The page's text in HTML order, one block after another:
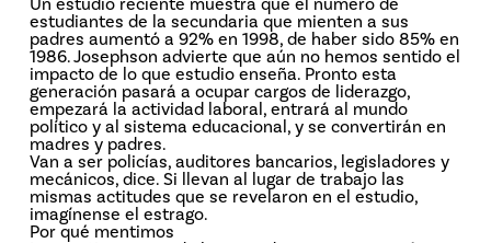
estudiantes de la secundaria que mienten a sus
padres aumentó a 92% en 1998, de haber sido 85% en
1986. Josephson advierte que aún no hemos sentido el
impacto de lo que estudio enseña. Pronto esta
generación pasará a ocupar cargos de liderazgo,
empezará la actividad laboral, entrará al mundo
político y al sistema educacional, y se convertirán en
madres y padres.
Van a ser policías, auditores bancarios, legisladores y
mecánicos, dice. Si llevan al lugar de trabajo las
mismas actitudes que se revelaron en el estudio,
imagínense el estrago.
Por qué mentimos